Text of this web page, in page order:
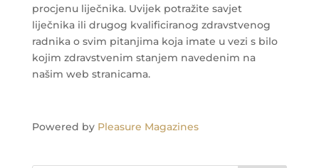
procjenu liječnika. Uvijek potražite savjet
liječnika ili drugog kvalificiranog zdravstvenog
radnika o svim pitanjima koja imate u vezi s bilo
kojim zdravstvenim stanjem navedenim na
našim web stranicama.
Powered by Pleasure Magazines